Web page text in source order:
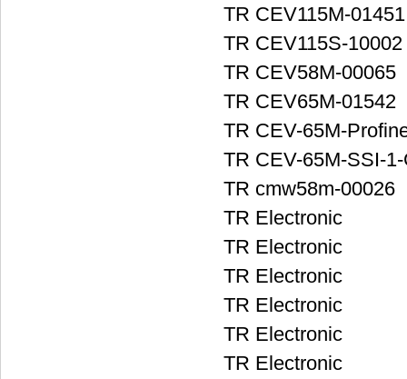
TR CEV115M-01451
TR CEV115S-10002
TR CEV58M-00065
TR CEV65M-01542
TR CEV-65M-
TR CEV-65M-SSI-
TR cmw58m-00026
TR Electronic
TR Electronic
TR Electronic
TR Electronic
TR Electronic
TR Electronic